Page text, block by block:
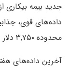
داده‌های قوی،
محدوده ۳,۷۵۰ دلار وارد فاز تثبیت شود.
آخرین داده‌های